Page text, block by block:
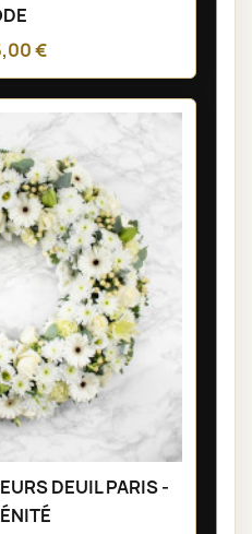
€
DEUIL PARIS -